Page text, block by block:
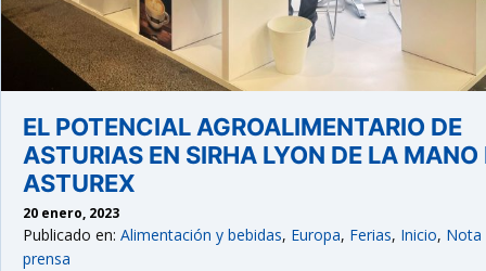
EL POTENCIAL AGROALIMENTARIO DE
ASTURIAS EN SIRHA LYON DE LA MANO
ASTUREX
20 enero, 2023
Publicado en: Alimentación y bebidas, Europa, Ferias, Inicio, Nota
prensa